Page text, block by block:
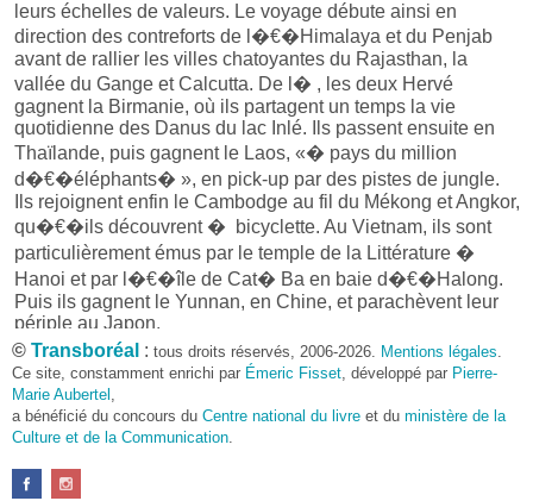
leurs échelles de valeurs. Le voyage débute ainsi en
direction des contreforts de l�€�Himalaya et du Penjab
avant de rallier les villes chatoyantes du Rajasthan, la
vallée du Gange et Calcutta. De l� , les deux Hervé
gagnent la Birmanie, où ils partagent un temps la vie
quotidienne des Danus du lac Inlé. Ils passent ensuite en
Thaïlande, puis gagnent le Laos, «� pays du million
d�€�éléphants� », en pick-up par des pistes de jungle.
Ils rejoignent enfin le Cambodge au fil du Mékong et Angkor,
qu�€�ils découvrent � bicyclette. Au Vietnam, ils sont
particulièrement émus par le temple de la Littérature �
Hanoi et par l�€�île de Cat� Ba en baie d�€�Halong.
Puis ils gagnent le Yunnan, en Chine, et parachèvent leur
périple au Japon.
En savoir davantage sur :&
Retour � la liste des conf�rences
© Transboréal : tous droits réservés, 2006-2026. Mentions légales.
Ce site, constamment enrichi par Émeric Fisset, développé par Pierre-
Marie Aubertel ,
a bénéficié du concours du Centre national du livre et du ministère de la
Culture et de la Communication.